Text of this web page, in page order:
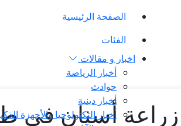
الصفحة الرئيسية
الفئات
اخبار و مقالات
أخبار الرياضة
حوادث
أخبار دينية
أخبار التكنولوجيا والأجهزة
أسنان في